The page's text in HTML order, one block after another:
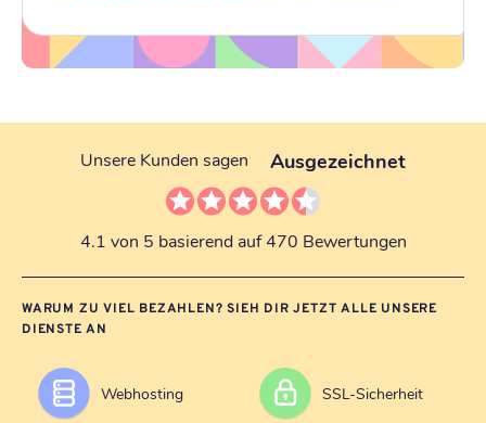
Unsere Kunden sagen Ausgezeichnet
4.1 von 5 basierend auf 470 Bewertungen
WARUM ZU VIEL BEZAHLEN? SIEH DIR JETZT ALLE UNSERE
DIENSTE AN
Webhosting SSL-Sicherheit